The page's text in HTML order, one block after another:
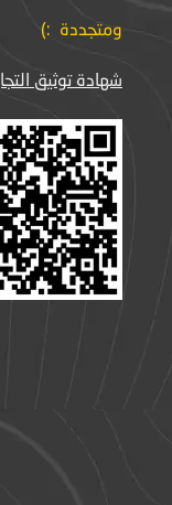
ومتجددة :)
شهادة توثيق